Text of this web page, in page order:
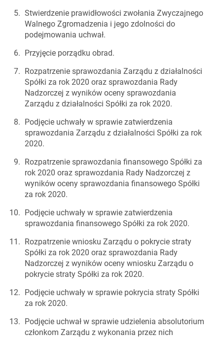
Stwierdzenie prawidłowości zwołania Zwyczajnego
Walnego Zgromadzenia i jego zdolności do
podejmowania uchwał.
Przyjęcie porządku obrad.
Rozpatrzenie sprawozdania Zarządu z działalności
Spółki za rok 2020 oraz sprawozdania Rady
Nadzorczej z wyników oceny sprawozdania
Zarządu z działalności Spółki za rok 2020.
Podjęcie uchwały w sprawie zatwierdzenia
sprawozdania Zarządu z działalności Spółki za rok
2020.
Rozpatrzenie sprawozdania finansowego Spółki za
rok 2020 oraz sprawozdania Rady Nadzorczej z
wyników oceny sprawozdania finansowego Spółki
za rok 2020.
Podjęcie uchwały w sprawie zatwierdzenia
sprawozdania finansowego Spółki za rok 2020.
Rozpatrzenie wniosku Zarządu o pokrycie straty
Spółki za rok 2020 oraz sprawozdania Rady
Nadzorczej z wyników oceny wniosku Zarządu o
pokrycie straty Spółki za rok 2020.
Podjęcie uchwały w sprawie pokrycia straty Spółki
za rok 2020.
Podjęcie uchwał w sprawie udzielenia absolutorium
członkom Zarządu z wykonania przez nich